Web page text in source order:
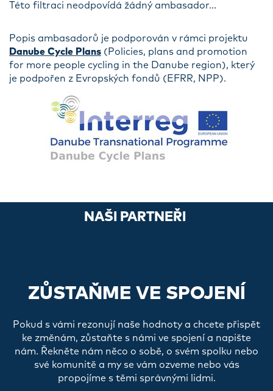
Této filtraci neodpovídá žádný ambasador...
Popis ambasadorů je podporován v rámci projektu
Danube Cycle Plans (Policies, plans and promotion
for more people cycling in the Danube region), který
je podpořen z Evropských fondů (EFRR, NPP).
NAŠI PARTNEŘI
ZŮSTAŇME VE SPOJENÍ
Pokud s vámi rezonují naše hodnoty a chcete přispět
ke změnám, zůstaňte s námi ve spojení a napište
nám. Řekněte nám něco o sobě, o svém spolku nebo
své komunitě a my se vám ozveme nebo vás
propojíme s těmi správnými lidmi.